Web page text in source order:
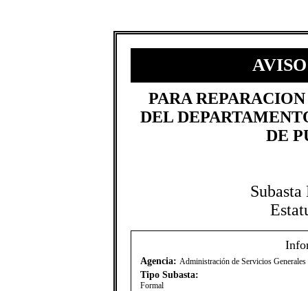
​PARA
DEL
DE
Agencia: Administración de Servicios
Tipo Subasta:
Formal